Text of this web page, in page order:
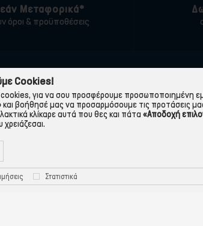
Μεταφορικά*
όροι & προϋποθέσεις
εταιρεία
Χρήσης
Πληρωμής-Τράπεζες
Cookies!
για να σου προσφέρουμε προσωποποιημένη
και βοήθησέ μας να προσαρμόσουμε τις προτάσεις
κλίκαρε αυτά που θες και πάτα «Αποδοχή
Στατιστικά